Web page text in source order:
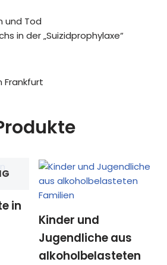
und Tod
in der „Suizidprophylaxe“
Frankfurt
in
Kinder und
Jugendliche aus
alkoholbelasteten